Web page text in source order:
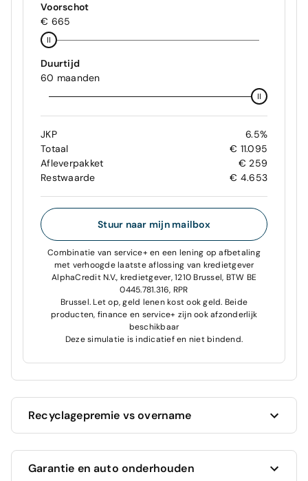
Voorschot
€ 665
Duurtijd
60 maanden
JKP
6.5%
Totaal
€ 11.095
Afleverpakket
€ 259
Restwaarde
€ 4.653
Stuur naar mijn mailbox
Combinatie van service+ en een lening op afbetaling
met verhoogde laatste aflossing van kredietgever
AlphaCredit N.V., kredietgever, 1210 Brussel, BTW BE
0445.781.316, RPR
Brussel. Let op, geld lenen kost ook geld. Beide
producten, finance en service+ zijn ook afzonderlijk
beschikbaar
Deze simulatie is indicatief en niet bindend.
Recyclagepremie vs overname
huidige auto!
Garantie en auto onderhouden